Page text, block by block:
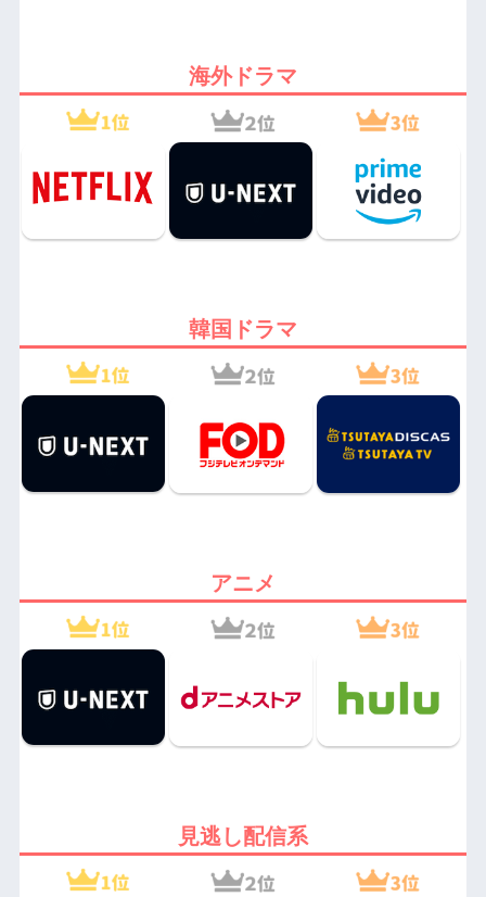
海外ドラマ
韓国ドラマ
アニメ
見逃し配信系